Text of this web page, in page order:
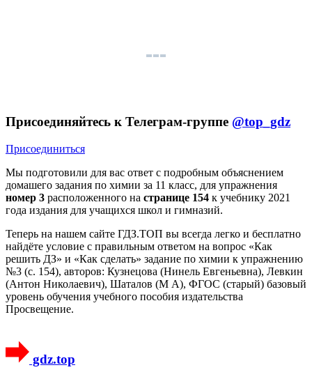
Присоединяйтесь к Телеграм-группе @top_gdz
Присоединиться
Мы подготовили для вас ответ c подробным объяснением
домашего задания по химии за 11 класс, для упражнения
номер 3 расположенного на странице 154 к учебнику 2021
года издания для учащихся школ и гимназий.
Теперь на нашем сайте ГДЗ.ТОП вы всегда легко и бесплатно
найдёте условие с правильным ответом на вопрос «Как
решить ДЗ» и «Как сделать» задание по химии к упражнению
№3 (с. 154), авторов: Кузнецова (Нинель Евгеньевна), Левкин
(Антон Николаевич), Шаталов (М А), ФГОС (старый) базовый
уровень обучения учебного пособия издательства
Просвещение.
gdz.top